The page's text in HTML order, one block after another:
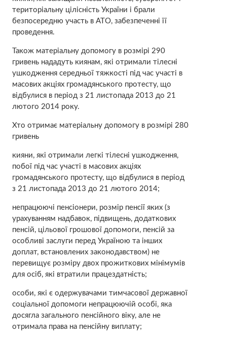
територіальну цілісність України і брали
безпосередню участь в АТО, забезпеченні її
проведення.
Також матеріальну допомогу в розмірі 290
гривень нададуть киянам, які отримали тілесні
ушкодження середньої тяжкості під час участі в
масових акціях громадянського протесту, що
відбулися в період з 21 листопада 2013 до 21
лютого 2014 року.
Хто отримає матеріальну допомогу в розмірі 280
гривень
кияни, які отримали легкі тілесні ушкодження,
побої під час участі в масових акціях
громадянського протесту, що відбулися в період
з 21 листопада 2013 до 21 лютого 2014;
непрацюючі пенсіонери, розмір пенсії яких (з
урахуванням надбавок, підвищень, додаткових
пенсій, цільової грошової допомоги, пенсій за
особливі заслуги перед Україною та інших
доплат, встановлених законодавством) не
перевищує розміру двох прожиткових мінімумів
для осіб, які втратили працездатність;
особи, які є одержувачами тимчасової державної
соціальної допомоги непрацюючій особі, яка
досягла загального пенсійного віку, але не
отримала права на пенсійну виплату;